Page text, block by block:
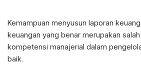
Kemampuan menyusun laporan
keuangan yang benar merupakan
kompetensi manajerial dalam
baik.